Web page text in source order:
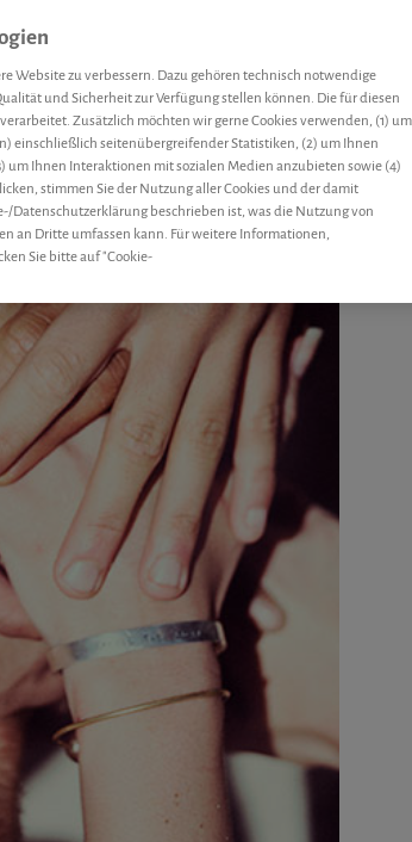
Website zu verbessern. Dazu gehören technisch notwendige
und Sicherheit zur Verfügung stellen können. Die für diesen
Zusätzlich möchten wir gerne Cookies verwenden, (1) um
einschließlich seitenübergreifender Statistiken, (2) um Ihnen
Ihnen Interaktionen mit sozialen Medien anzubieten sowie (4)
stimmen Sie der Nutzung aller Cookies und der damit
Datenschutzerklärung beschrieben ist, was die Nutzung von
an Dritte umfassen kann. Für weitere Informationen,
Sie bitte auf "Cookie-